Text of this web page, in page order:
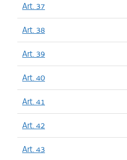
Art. 37
Art. 38
Art. 39
Art. 40
Art. 41
Art. 42
Art. 43